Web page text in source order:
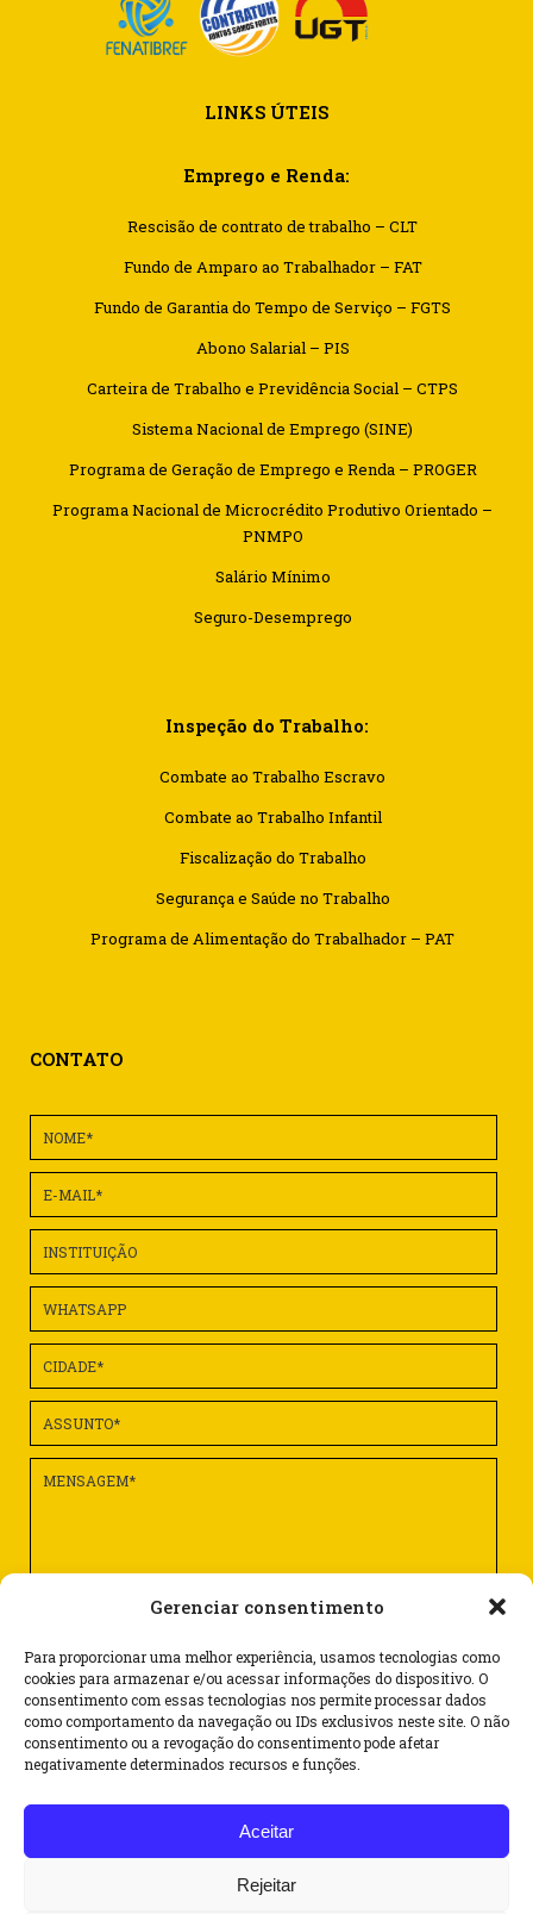
Gerenciar consentimento
Para proporcionar uma melhor experiência, usamos tecnologias como
cookies para armazenar e/ou acessar informações do dispositivo. O
consentimento com essas tecnologias nos permite processar dados
como comportamento da navegação ou IDs exclusivos neste site. O não
consentimento ou a revogação do consentimento pode afetar
negativamente determinados recursos e funções.
Aceitar
Rejeitar
LINKS ÚTEIS
Emprego e Renda:
Rescisão de contrato de trabalho – CLT
Fundo de Amparo ao Trabalhador – FAT
Fundo de Garantia do Tempo de Serviço – FGTS
Abono Salarial – PIS
Carteira de Trabalho e Previdência Social – CTPS
Sistema Nacional de Emprego (SINE)
Programa de Geração de Emprego e Renda – PROGER
Programa Nacional de Microcrédito Produtivo Orientado –
PNMPO
Salário Mínimo
Seguro-Desemprego
Inspeção do Trabalho:
Combate ao Trabalho Escravo
Combate ao Trabalho Infantil
Fiscalização do Trabalho
Segurança e Saúde no Trabalho
Programa de Alimentação do Trabalhador – PAT
CONTATO
Rua Dr. Flores, 62 – cj. 1101 – Centro
(51) 3062 6069
(51) 99587 4263